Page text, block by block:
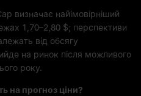
визначає найімовірніший
1,70–2,80 $; перспективи
від обсягу
на ринок після можливого
року.
на прогноз ціни?